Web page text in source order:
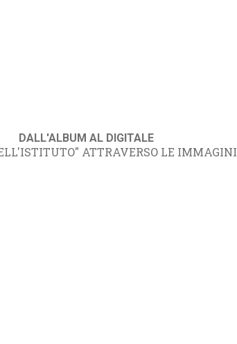
DALL'ALBUM AL DIGITALE
ATTRAVERSO LE IMMAGINI